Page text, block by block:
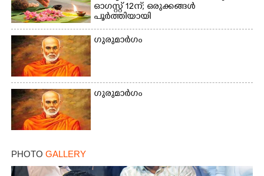
ഓഗസ്റ്റ് 12ന്; ഒരുക്കങ്ങൾ
പൂർത്തിയായി
ഗുരുമാർഗം
ഗുരുമാർഗം
PHOTO GALLERY